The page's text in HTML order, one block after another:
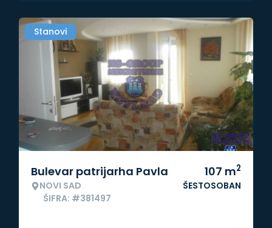
Stanovi
Bulevar patrijarha Pavla
NOVI SAD
ŠIFRA: #381497
107 m2
ŠESTOSOBAN